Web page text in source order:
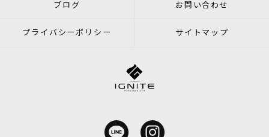
ブログ お問い合わせ
プライバシーポリシー サイトマップ